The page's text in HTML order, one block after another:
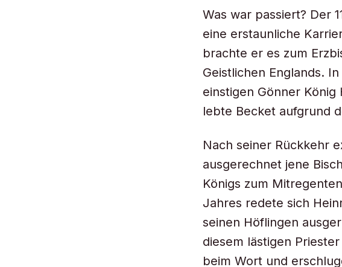
Was war passiert? Der
eine erstaunliche
brachte er es zum
Geistlichen Englands.
einstigen Gönner König
lebte Becket aufgrund
Nach seiner Rückkehr
ausgerechnet jene
Königs zum
Jahres redete sich
seinen Höflingen
diesem lästigen
beim Wort und